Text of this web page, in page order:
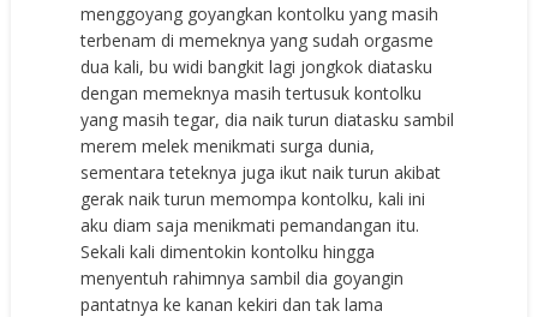
menggoyang goyangkan kontolku yang masih
terbenam di memeknya yang sudah orgasme
dua kali, bu widi bangkit lagi jongkok diatasku
dengan memeknya masih tertusuk kontolku
yang masih tegar, dia naik turun diatasku sambil
merem melek menikmati surga dunia,
sementara teteknya juga ikut naik turun akibat
gerak naik turun memompa kontolku, kali ini
aku diam saja menikmati pemandangan itu.
Sekali kali dimentokin kontolku hingga
menyentuh rahimnya sambil dia goyangin
pantatnya ke kanan kekiri dan tak lama